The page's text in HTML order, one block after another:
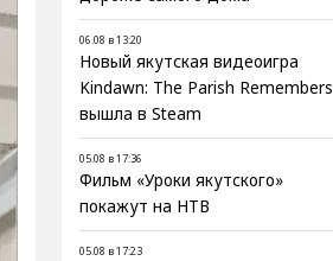
06.08 в 13:20
Новый якутская видеоигра
Kindawn: The Parish Remembers
вышла в Steam
05.08 в 17:36
Фильм «Уроки якутского»
покажут на НТВ
05.08 в 17:23